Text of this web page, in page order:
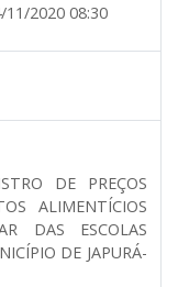
11/2020 08:30
DE PREÇOS
ALIMENTÍCIOS
DAS ESCOLAS
DE JAPURÁ-